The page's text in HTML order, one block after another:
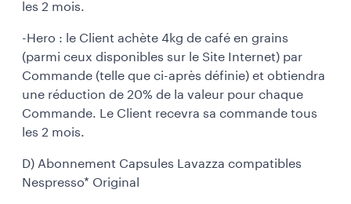
les 2 mois.
-Hero : le Client achète 4kg de café en grains
(parmi ceux disponibles sur le Site Internet) par
Commande (telle que ci-après définie) et obtiendra
une réduction de 20% de la valeur pour chaque
Commande. Le Client recevra sa commande tous
les 2 mois.
D) Abonnement Capsules Lavazza compatibles
Nespresso* Original